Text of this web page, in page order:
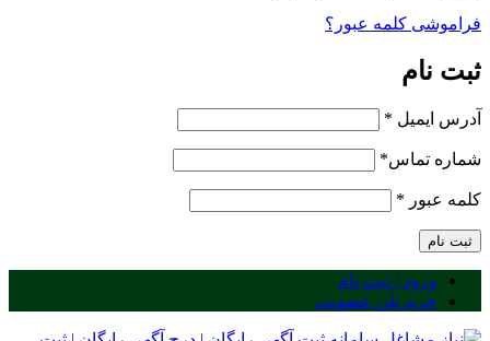
فراموشی کلمه عبور؟
ثبت نام
آدرس ایمیل *
شماره تماس*
کلمه عبور *
ثبت نام
ورود / ثبت نام
خرید پلن عضویت